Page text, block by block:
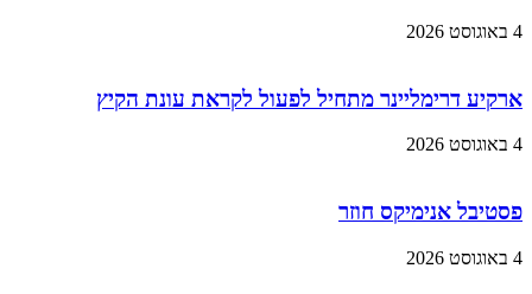
4 באוגוסט 2026
ארקיע דרימליינר מתחיל לפעול לקראת עונת הקיץ
4 באוגוסט 2026
פסטיבל אנימיקס חוזר
4 באוגוסט 2026